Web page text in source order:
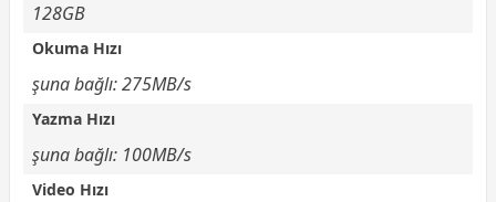
128GB
Okuma Hızı
şuna bağlı: 275MB/s
Yazma Hızı
şuna bağlı: 100MB/s
Video Hızı